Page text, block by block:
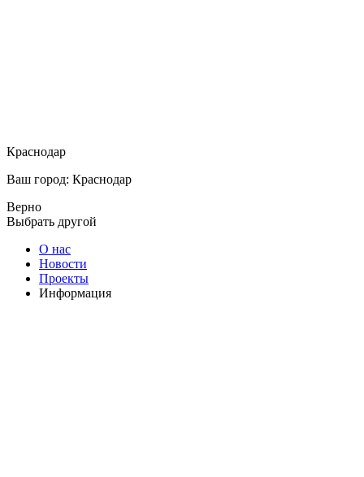
Краснодар
Ваш город: Краснодар
Верно
Выбрать другой
О нас
Новости
Проекты
Информация